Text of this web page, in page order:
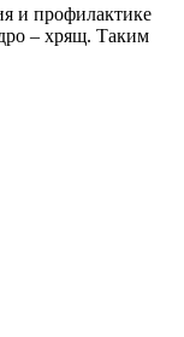
и профилактике
– хрящ. Таким